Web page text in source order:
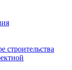
строительства